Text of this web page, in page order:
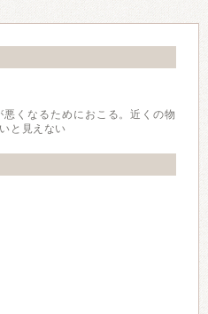
くなるためにおこる。近くの物
と見えない